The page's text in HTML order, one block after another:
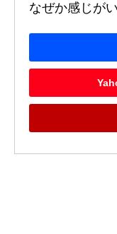
なぜか感じが